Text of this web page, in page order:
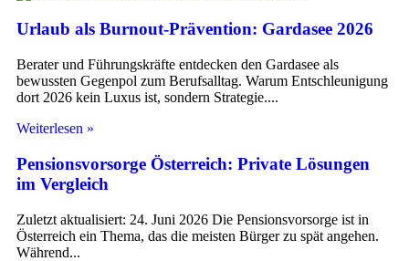
Urlaub als Burnout-Prävention: Gardasee 2026
Berater und Führungskräfte entdecken den Gardasee als
bewussten Gegenpol zum Berufsalltag. Warum Entschleunigung
dort 2026 kein Luxus ist, sondern Strategie.
Weiterlesen »
Pensionsvorsorge Österreich: Private Lösungen
im Vergleich
Zuletzt aktualisiert: 24. Juni 2026 Die Pensionsvorsorge ist in
Österreich ein Thema, das die meisten Bürger zu spät angehen.
Während